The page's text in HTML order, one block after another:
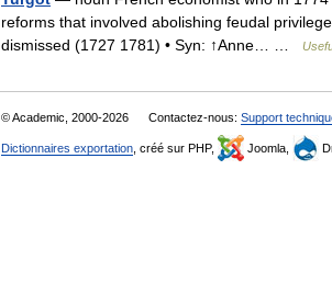
reforms that involved abolishing feudal
dismissed (1727 1781) • Syn: ↑Anne… …
© Academic, 2000-2026 Contactez-nous: Support
Dictionnaires exportation , créé sur PHP, Joomla,